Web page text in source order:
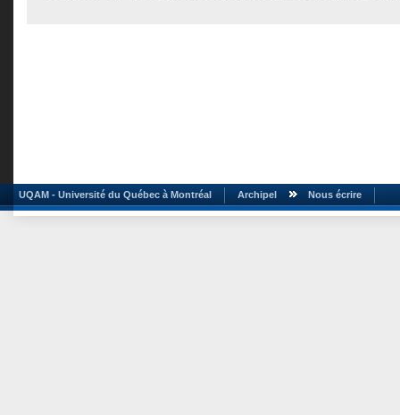
UQAM - Université du Québec à Montréal Archipel Nous écrire